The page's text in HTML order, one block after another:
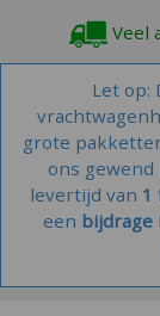
Veel
Let op:
grote
ons
levertijd van 1
een bijdrage